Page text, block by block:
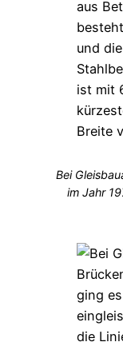
Bei
im Jahr